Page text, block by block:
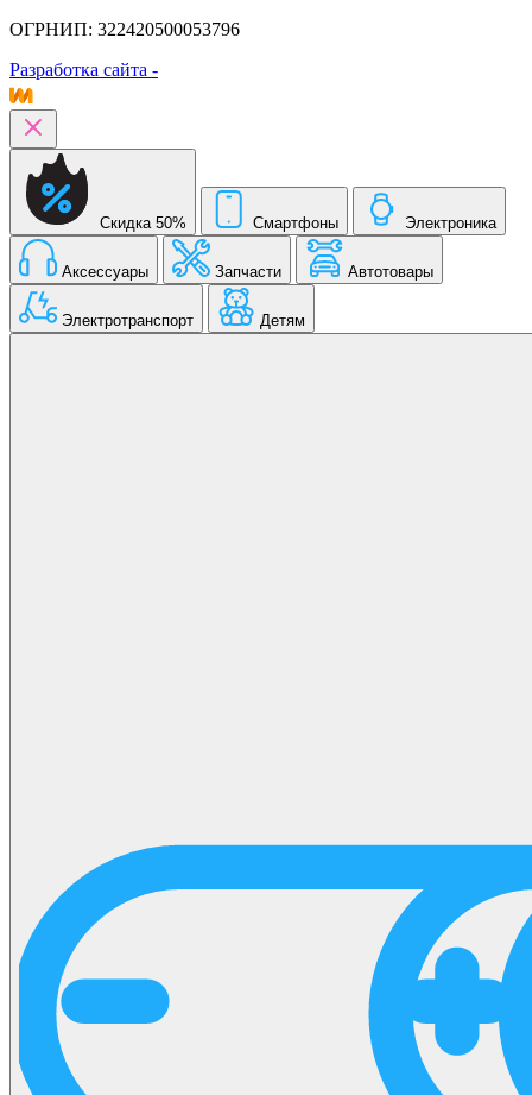
ОГРНИП: 322420500053796
Разработка сайта -
Скидка 50% Смартфоны Электроника
Аксессуары Запчасти Автотовары
Электротранспорт Детям